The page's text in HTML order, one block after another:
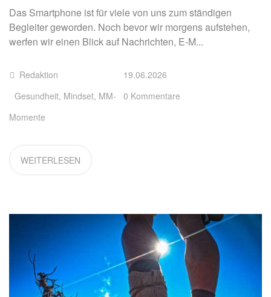
Das Smartphone ist für viele von uns zum ständigen
Begleiter geworden. Noch bevor wir morgens aufstehen,
werfen wir einen Blick auf Nachrichten, E-M...
Redaktion
Gesundheit, Mindset, MM-
Momente
19.06.2026
0 Kommentare
WEITERLESEN